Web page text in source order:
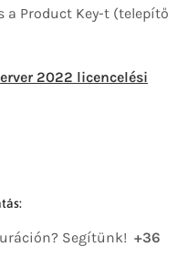
a Product Key-t (telepítő
2022 licencelési
Segítünk! +36